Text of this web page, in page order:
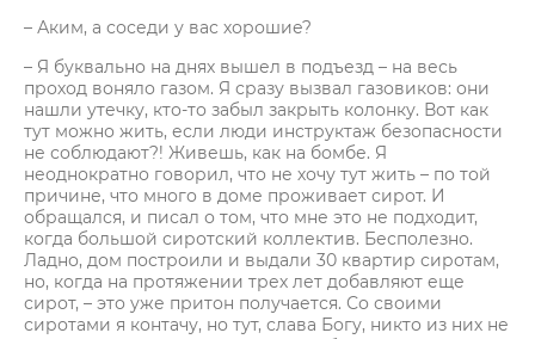
– Аким, а соседи у вас хорошие?
– Я буквально на днях вышел в подъезд – на весь
проход воняло газом. Я сразу вызвал газовиков: они
нашли утечку, кто-то забыл закрыть колонку. Вот как
тут можно жить, если люди инструктаж безопасности
не соблюдают?! Живешь, как на бомбе. Я
неоднократно говорил, что не хочу тут жить – по той
причине, что много в доме проживает сирот. И
обращался, и писал о том, что мне это не подходит,
когда большой сиротский коллектив. Бесполезно.
Ладно, дом построили и выдали 30 квартир сиротам,
но, когда на протяжении трех лет добавляют еще
сирот, – это уже притон получается. Со своими
сиротами я контачу, но тут, слава Богу, никто из них не